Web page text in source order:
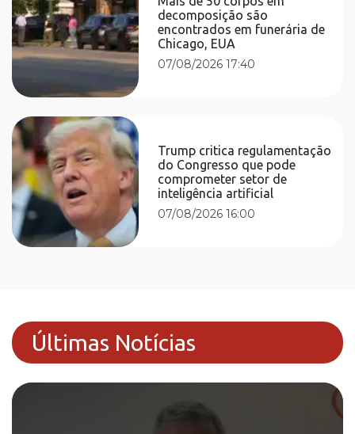
decomposição são
encontrados em funerária de
Chicago, EUA
07/08/2026 17:40
Trump critica regulamentação
do Congresso que pode
comprometer setor de
inteligência artificial
07/08/2026 16:00
Últimas Notícias